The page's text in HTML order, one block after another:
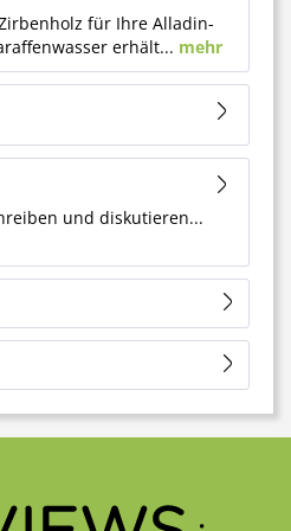
für Ihre Alladin-
erhält... mehr
und diskutieren...